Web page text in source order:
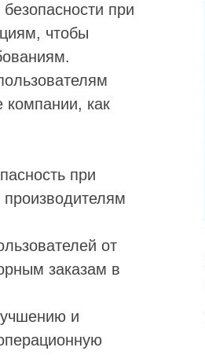
при
чтобы
компании, как
при
от
заказам в
и